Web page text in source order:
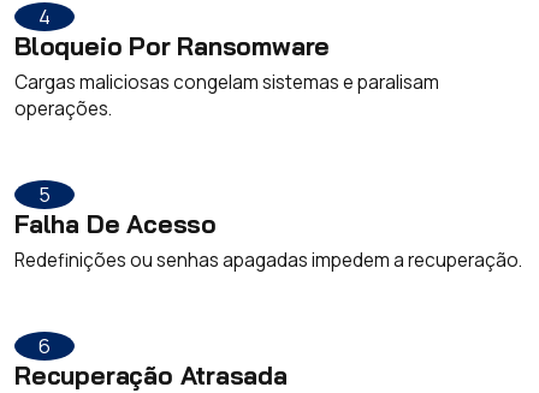
4
Bloqueio Por Ransomware
Cargas maliciosas congelam sistemas e paralisam
operações.
5
Falha De Acesso
Redefinições ou senhas apagadas impedem a recuperação.
6
Recuperação Atrasada